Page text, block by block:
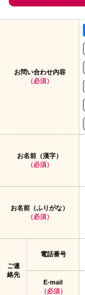
お問い合わせ内容
（必須）
お名前（漢字）
（必須）
お名前（ふりがな）
（必須）
ご連
絡先
電話番号
E-mail
（必須）